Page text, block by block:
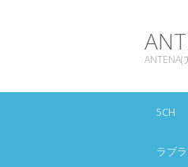
ANTENA(
5CH
ラブ